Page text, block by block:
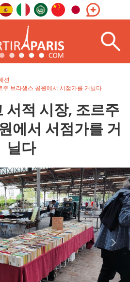
션
주 브라생스 공원에서 서점가를 거닐다
서적 시장, 조르주
에서 서점가를 거
닐다
>